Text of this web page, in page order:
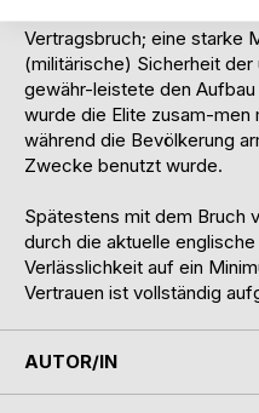
Vertragsbruch; eine starke
(militärische) Sicherheit
gewähr-leistete den
wurde die Elite zusam-men
während die Bevölkerung
Zwecke benutzt wurde.
Spätestens mit dem Bruch
durch die aktuelle
Verlässlichkeit auf ein
Vertrauen ist vollständig
AUTOR/IN